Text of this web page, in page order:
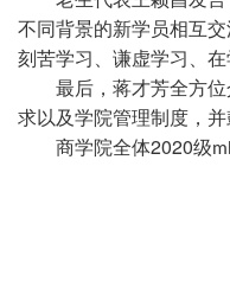
不同背景的新学员相互
刻苦学习、谦虚学习、在
最后， 蒋才芳全方
求以及学院管理制度 ，并
商学院全体2020级